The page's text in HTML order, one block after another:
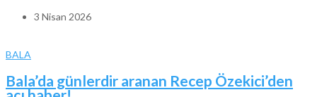
3 Nisan 2026
BALA
Bala’da günlerdir aranan Recep Özekici’den